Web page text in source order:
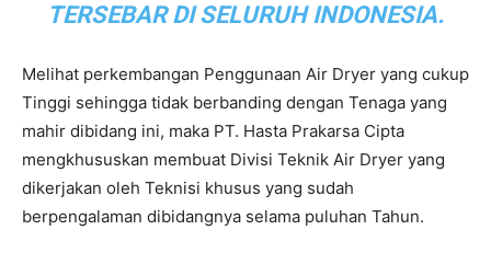
TERSEBAR DI SELURUH INDONESIA.
Melihat perkembangan Penggunaan Air Dryer yang cukup
Tinggi sehingga tidak berbanding dengan Tenaga yang
mahir dibidang ini, maka PT. Hasta Prakarsa Cipta
mengkhususkan membuat Divisi Teknik Air Dryer yang
dikerjakan oleh Teknisi khusus yang sudah
berpengalaman dibidangnya selama puluhan Tahun.